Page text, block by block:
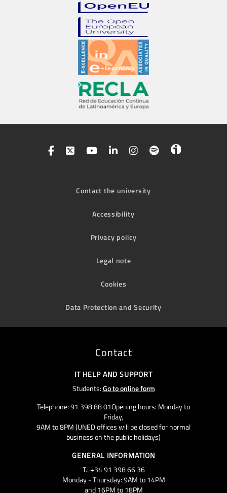
Contact the university
Accessibility
Privacy policy
Legal note
Cookies
Data Protection and Security
Contact
IT HELP AND SUPPORT
Students:Go to online form
Telephone: 91 398 88 01Opening hours: Monday to
Friday,
9AM to 8PM (UNED offices will be closed for normal
business on the public holidays)
GENERAL INFORMATION
T.: +34 91 398 66 36
Monday - Thursday: 9AM to 14PM
and 16PM to 18PM